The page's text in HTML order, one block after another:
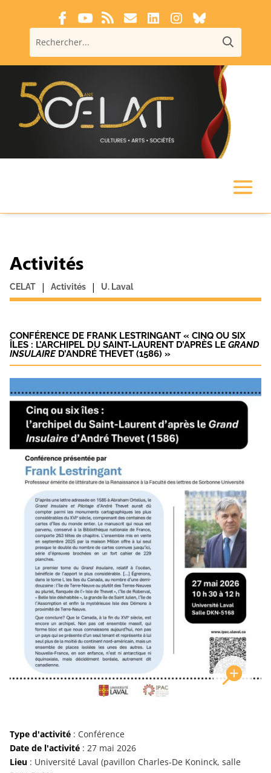
Activités
CELAT | Activités | U. Laval
CONFÉRENCE DE FRANK LESTRINGANT « CINQ OU SIX
ÎLES : L’ARCHIPEL DU SAINT-LAURENT D’APRÈS LE GRAND
INSULAIRED’ANDRÉ THEVET (1586) »
Type d'activité: Conférence
Date de l'activité: 27 mai 2026
Lieu: Université Laval (pavillon Charles-De Koninck, salle